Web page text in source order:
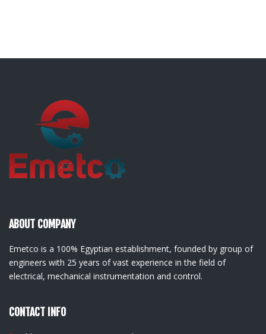
ABOUT COMPANY
Emetco is a 100% Egyptian establishment, founded by group of
engineers with 25 years of vast experience in the field of
electrical, mechanical instrumentation and control.
CONTACT INFO